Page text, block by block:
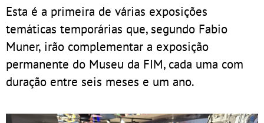
Esta é a primeira de várias exposições
temáticas temporárias que, segundo Fabio
Muner, irão complementar a exposição
permanente do Museu da FIM, cada uma com
duração entre seis meses e um ano.